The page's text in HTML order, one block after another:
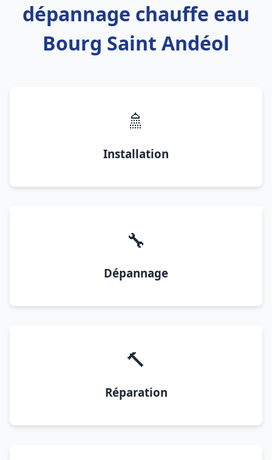
dépannage chauffe eau
Bourg Saint Andéol
🚿
Installation
🔧
Dépannage
🔨
Réparation